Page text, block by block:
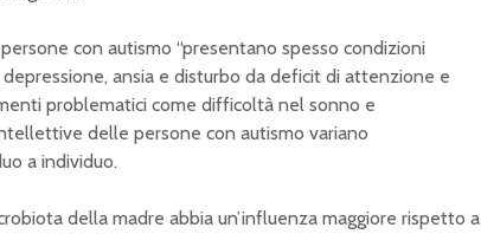
con autismo “presentano spesso condizioni
ansia e disturbo da deficit di attenzione e
problematici come difficoltà nel sonno e
delle persone con autismo variano
a individuo.
della madre abbia un’influenza maggiore rispetto a